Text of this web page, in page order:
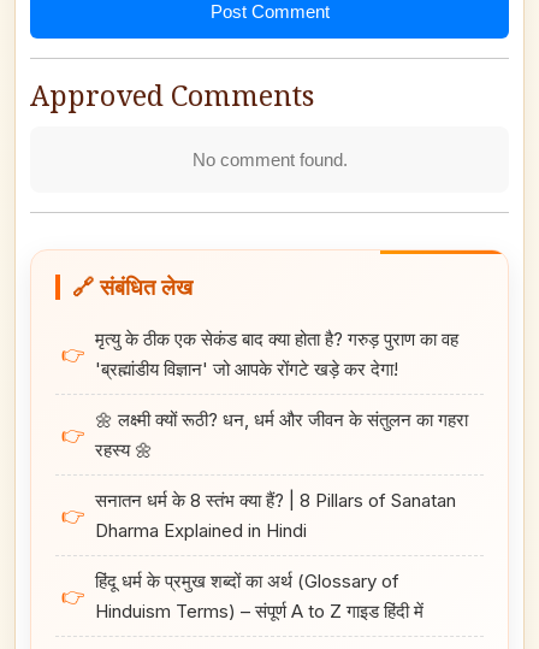
Post Comment
Approved Comments
No comment found.
🔗 संबंधित लेख
👉
मृत्यु के ठीक एक सेकंड बाद क्या होता है? गरुड़ पुराण का वह
'ब्रह्मांडीय विज्ञान' जो आपके रोंगटे खड़े कर देगा!
👉
🌼 लक्ष्मी क्यों रूठी? धन, धर्म और जीवन के संतुलन का गहरा
रहस्य 🌼
👉
सनातन धर्म के 8 स्तंभ क्या हैं? | 8 Pillars of Sanatan
Dharma Explained in Hindi
👉
हिंदू धर्म के प्रमुख शब्दों का अर्थ (Glossary of
Hinduism Terms) – संपूर्ण A to Z गाइड हिंदी में